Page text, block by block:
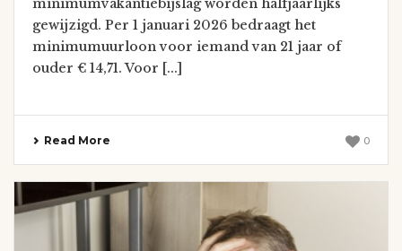
minimumvakantiebijslag worden halfjaarlijks
gewijzigd. Per 1 januari 2026 bedraagt het
minimumuurloon voor iemand van 21 jaar of
ouder € 14,71. Voor [...]
Read More 0